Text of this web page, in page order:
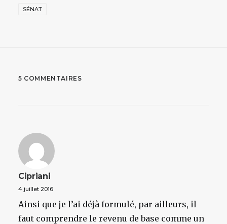
SÉNAT
5 COMMENTAIRES
Cipriani
4 juillet 2016
Ainsi que je l’ai déjà formulé, par ailleurs, il
faut comprendre le revenu de base comme un